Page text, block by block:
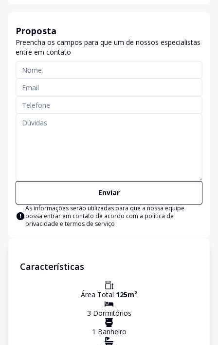
Proposta
Preencha os campos para que um de nossos especialistas
entre em contato
Enviar
As informações serão utilizadas para que a nossa equipe
possa entrar em contato de acordo com a política de
privacidade e termos de serviço
Características
Área Total 125m²
3 Dormitórios
1 Banheiro